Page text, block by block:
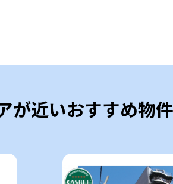
が近いおすすめ物件